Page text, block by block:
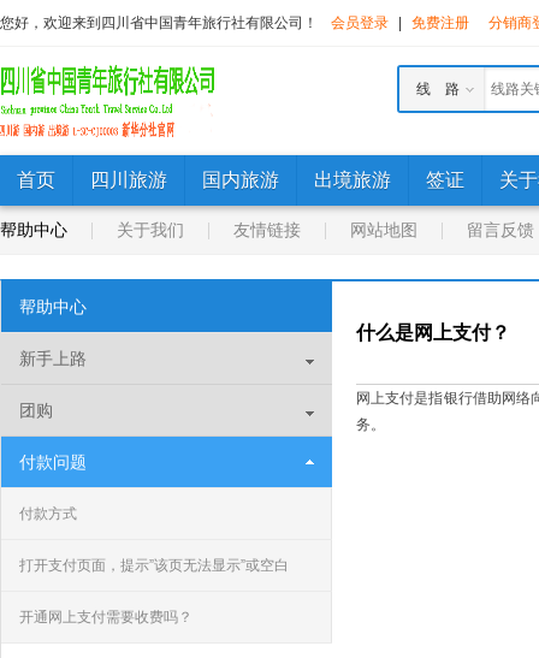
您好，欢迎来到四川省中国青年旅行社有限公司！ 会员登录 免费注册 分销商
线 路
首页 四川旅游 国内旅游 出境旅游 签证 关
帮助中心 关于我们 友情链接 网站地图 留言反馈
帮助中心
新手上路
团购
付款问题
付款方式
打开支付页面，提示”该页无法显示”或空白
页，可能是什么原因？
开通网上支付需要收费吗？
什么是网上支付？
网上支付是指银行借助网
务。